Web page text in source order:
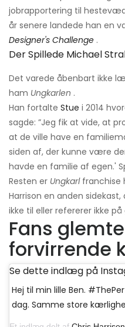
jobrapportering til
år senere landede han en
Designer's Challenge .
Der Spillede Michael
Det varede åbenbart ikke
ham Ungkarlen .
Han fortalte Stue i 2014
sagde: ”Jeg fik at vide, at
at de ville have en
siden af, der kunne være
havde en familie af egen.'
Resten er Ungkarl franchise
Harrison en anden
ikke til eller refererer ikke
Fans
forvirrende
Se dette indlæg på
Hej til min lille Ben.
dag. Samme store